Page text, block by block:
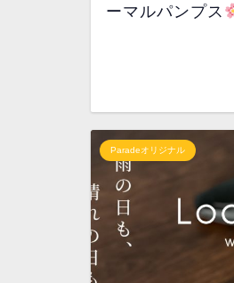
ーマルパンプス
Paradeオリジナル